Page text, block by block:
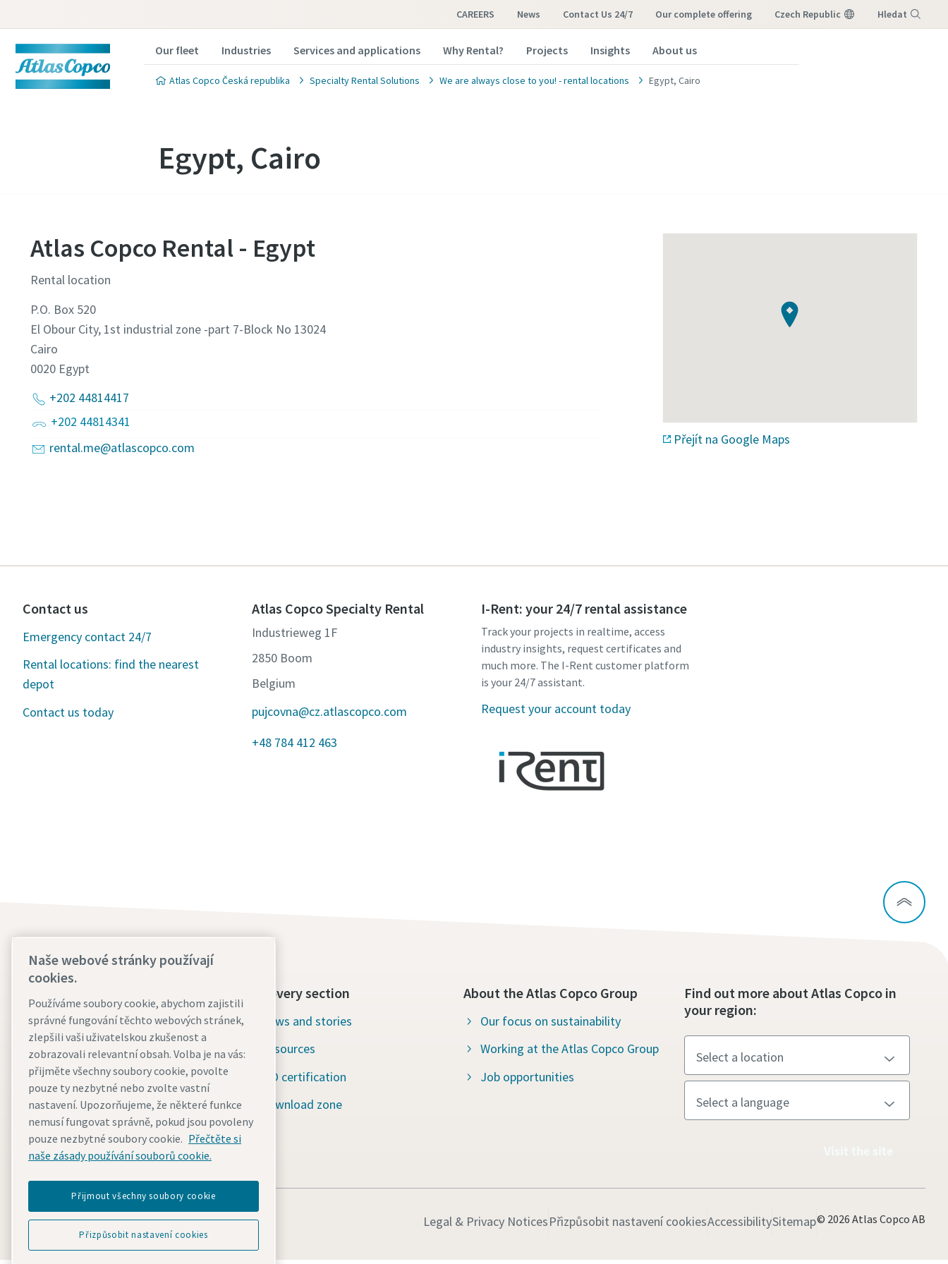
CAREERS News Contact Us 24/7 our complete offering Czech Republic Hledat
Our fleet Industries Services and applications Why Rental? Projects Insights About us
Atlas Copco Česká republika Specialty Rental Solutions We are always close to you! - rental locations Egypt, Cairo
Egypt, Cairo
Atlas Copco Rental - Egypt
Rental location
P.O. Box 520
El Obour City, 1st industrial zone -part 7-Block No 13024
Cairo
0020 Egypt
+202 44814417
+202 44814341
rental.me@atlascopco.com
Přejít na Google Maps
Contact us
Emergency contact 24/7
Rental locations: find the nearest
depot
Contact us today
Atlas Copco Specialty Rental
Industrieweg 1F
2850 Boom
Belgium
pujcovna@cz.atlascopco.com
+48 784 412 463
I-Rent: your 24/7 rental assistance
Track your projects in realtime, access
industry insights, request certificates and
much more. The I-Rent customer platform
is your 24/7 assistant.
Request your account today
24/7 Emergency support
Our services
Fleet
Industries
Why rental?
Discovery section
News and stories
Resources
ISO certification
Download zone
About the Atlas Copco Group
Our focus on sustainability
Working at the Atlas Copco Group
Job opportunities
Find out more about Atlas Copco in
your region:
Legal & Privacy NoticesPřizpůsobit nastavení cookiesAccessibilitySitemap© 2026 Atlas Copco AB
Naše webové stránky používají
cookies.
Používáme soubory cookie, abychom zajistili
správné fungování těchto webových stránek,
zlepšili vaši uživatelskou zkušenost a
zobrazovali relevantní obsah. Volba je na vás:
přijměte všechny soubory cookie, povolte
pouze ty nezbytné nebo zvolte vastní
nastavení. Upozorňujeme, že některé funkce
nemusí fungovat správně, pokud jsou povoleny
pouze nezbytné soubory cookie. Přečtěte si
naše zásady používání souborů cookie.
Přijmout všechny soubory cookie
Přizpůsobit nastavení cookies